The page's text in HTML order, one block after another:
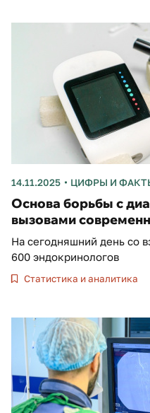
14.11.2025 ЦИФРЫ И
Основа борьбы с
вызовами
На сегодняшний день со
600 эндокринологов
Статистика и аналитика